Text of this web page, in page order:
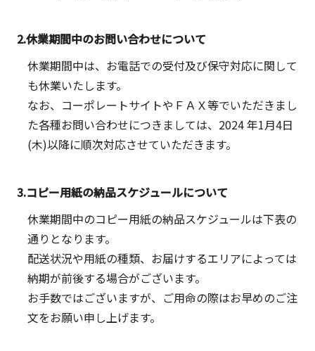
2.休業期間中のお問い合わせについて
休業期間中は、お電話での受付及び保守対応に関して
も休業いたします。
なお、コーポレートサイトやＦＡＸ等でいただきまし
た各種お問い合わせにつきましては、2024 年1月4日
(木)以降に順次対応させていただきます。
3.コピー用紙の納品スケジュールについて
休業期間中のコピー用紙の納品スケジュールは下表の
通りとなります。
配送状況や用紙の種類、お届けするエリアによっては
納期が前後する場合がございます。
お手数ではございますが、ご用命の際はお早めのご注
文をお願い申し上げます。